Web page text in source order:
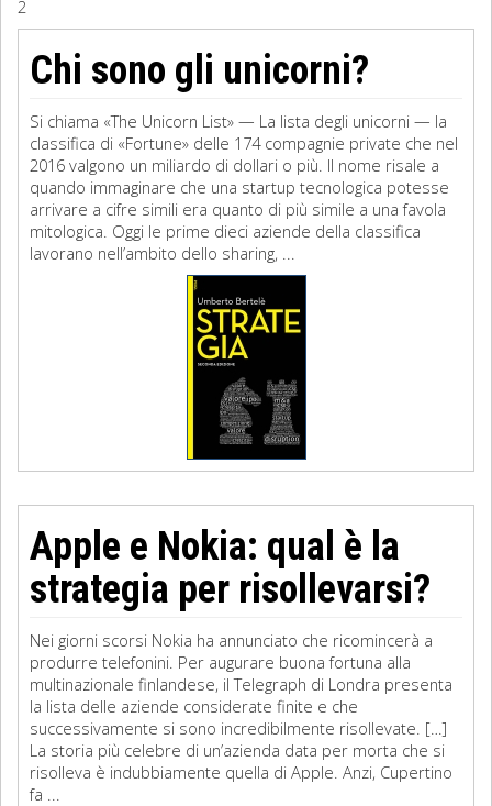
Filosofia
Storia
Matematica
Diritto
2
Chi sono gli unicorni?
Si chiama «The Unicorn List» — La lista degli unicorni — la
classifica di «Fortune» delle 174 compagnie private che nel
2016 valgono un miliardo di dollari o più. Il nome risale a
quando immaginare che una startup tecnologica potesse
arrivare a cifre simili era quanto di più simile a una favola
mitologica. Oggi le prime dieci aziende della classifica
lavorano nell’ambito dello sharing, ...
Apple e Nokia: qual è la
strategia per risollevarsi?
Nei giorni scorsi Nokia ha annunciato che ricomincerà a
produrre telefonini. Per augurare buona fortuna alla
multinazionale finlandese, il Telegraph di Londra presenta
la lista delle aziende considerate finite e che
successivamente si sono incredibilmente risollevate. […]
La storia più celebre di un’azienda data per morta che si
risolleva è indubbiamente quella di Apple. Anzi, Cupertino
fa ...